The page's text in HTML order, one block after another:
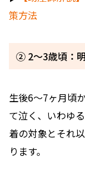
策方法
② 2～3歳頃：
生後6～7ヶ月頃
て泣く、いわゆる
着の対象とそれ
ります。